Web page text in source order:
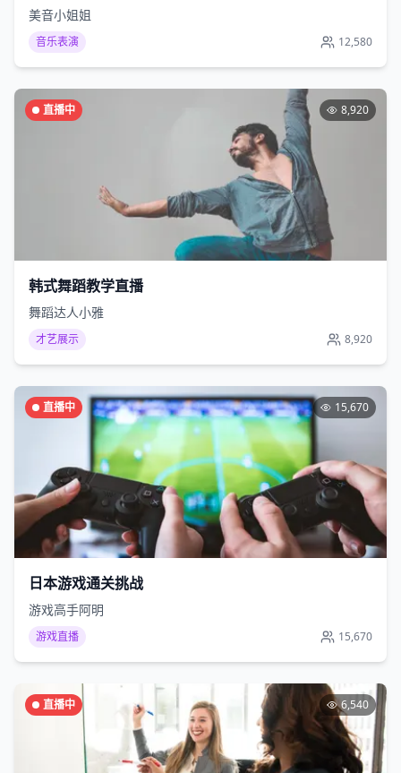
美音小姐姐
音乐表演 12,580
直播中 8,920
韩式舞蹈教学直播
舞蹈达人小雅
才艺展示 8,920
直播中 15,670
日本游戏通关挑战
游戏高手阿明
游戏直播 15,670
直播中 6,540